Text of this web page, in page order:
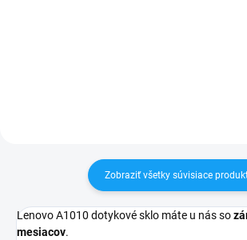
Zobraziť všetky súvisiace
Lenovo A1010 dotykové sklo máte u nás so
mesiacov.